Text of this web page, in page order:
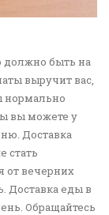
должно быть на
выручит вас,
нормально
вы можете у
Доставка
стать
от вечерних
Доставка еды в
Обращайтесь